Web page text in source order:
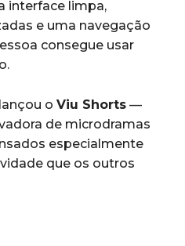
interface limpa,
e uma navegação
consegue usar
o Viu Shorts —
de microdramas
especialmente
que os outros